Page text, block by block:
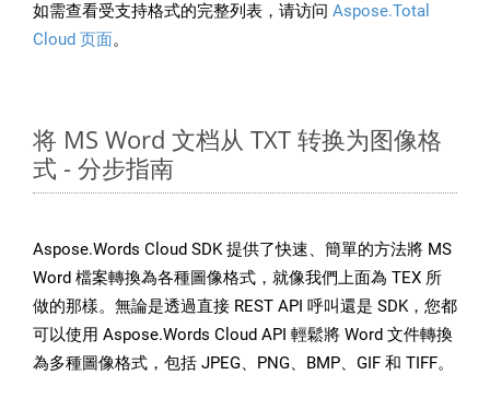
如需查看受支持格式的完整列表，请访问 Aspose.Total
Cloud 页面。
将 MS Word 文档从 TXT 转换为图像格
式 - 分步指南
Aspose.Words Cloud SDK 提供了快速、簡單的方法將 MS
Word 檔案轉換為各種圖像格式，就像我們上面為 TEX 所
做的那樣。無論是透過直接 REST API 呼叫還是 SDK，您都
可以使用 Aspose.Words Cloud API 輕鬆將 Word 文件轉換
為多種圖像格式，包括 JPEG、PNG、BMP、GIF 和 TIFF。